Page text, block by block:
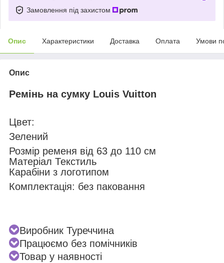
Замовлення під захистом
Опис Характеристики Доставка Оплата Умови
Опис
Ремінь на сумку Louis Vuitton
Цвет:
Зелений
Розмір ременя від 63 до 110 см
Матеріал Текстиль
Карабіни з логотипом
Комплектація: без паковання
Виробник Туреччина
Працюємо без помічників
Товар у наявності